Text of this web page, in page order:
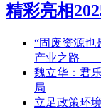
精彩亮相
“固废资源也
产业之路
魏立华：君
局
立足政策环